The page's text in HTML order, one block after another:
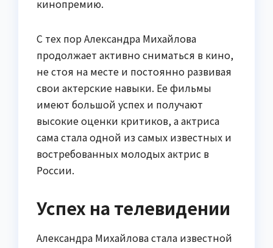
кинопремию.
С тех пор Александра Михайлова
продолжает активно сниматься в кино,
не стоя на месте и постоянно развивая
свои актерские навыки. Ее фильмы
имеют большой успех и получают
высокие оценки критиков, а актриса
сама стала одной из самых известных и
востребованных молодых актрис в
России.
Успех на телевидении
Александра Михайлова стала известной